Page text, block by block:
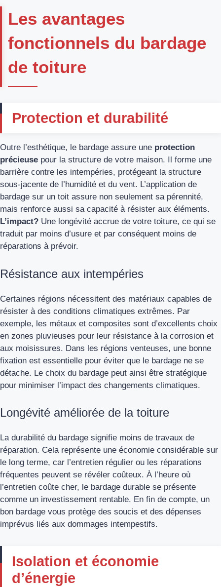
Les avantages
fonctionnels du bardage
de toiture
Protection et durabilité
Outre l’esthétique, le bardage assure une protection
précieuse pour la structure de votre maison. Il forme une
barrière contre les intempéries, protégeant la structure
sous-jacente de l’humidité et du vent. L’application de
bardage sur un toit assure non seulement sa pérennité,
mais renforce aussi sa capacité à résister aux éléments.
L’impact? Une longévité accrue de votre toiture, ce qui se
traduit par moins d’usure et par conséquent moins de
réparations à prévoir.
Résistance aux intempéries
Certaines régions nécessitent des matériaux capables de
résister à des conditions climatiques extrêmes. Par
exemple, les métaux et composites sont d’excellents choix
en zones pluvieuses pour leur résistance à la corrosion et
aux moisissures. Dans les régions venteuses, une bonne
fixation est essentielle pour éviter que le bardage ne se
détache. Le choix du bardage peut ainsi être stratégique
pour minimiser l’impact des changements climatiques.
Longévité améliorée de la toiture
La durabilité du bardage signifie moins de travaux de
réparation. Cela représente une économie considérable sur
le long terme, car l’entretien régulier ou les réparations
fréquentes peuvent se révéler coûteux. À l’heure où
l’entretien coûte cher, le bardage durable se présente
comme un investissement rentable. En fin de compte, un
bon bardage vous protège des soucis et des dépenses
imprévus liés aux dommages intempestifs.
Isolation et économie
d’énergie